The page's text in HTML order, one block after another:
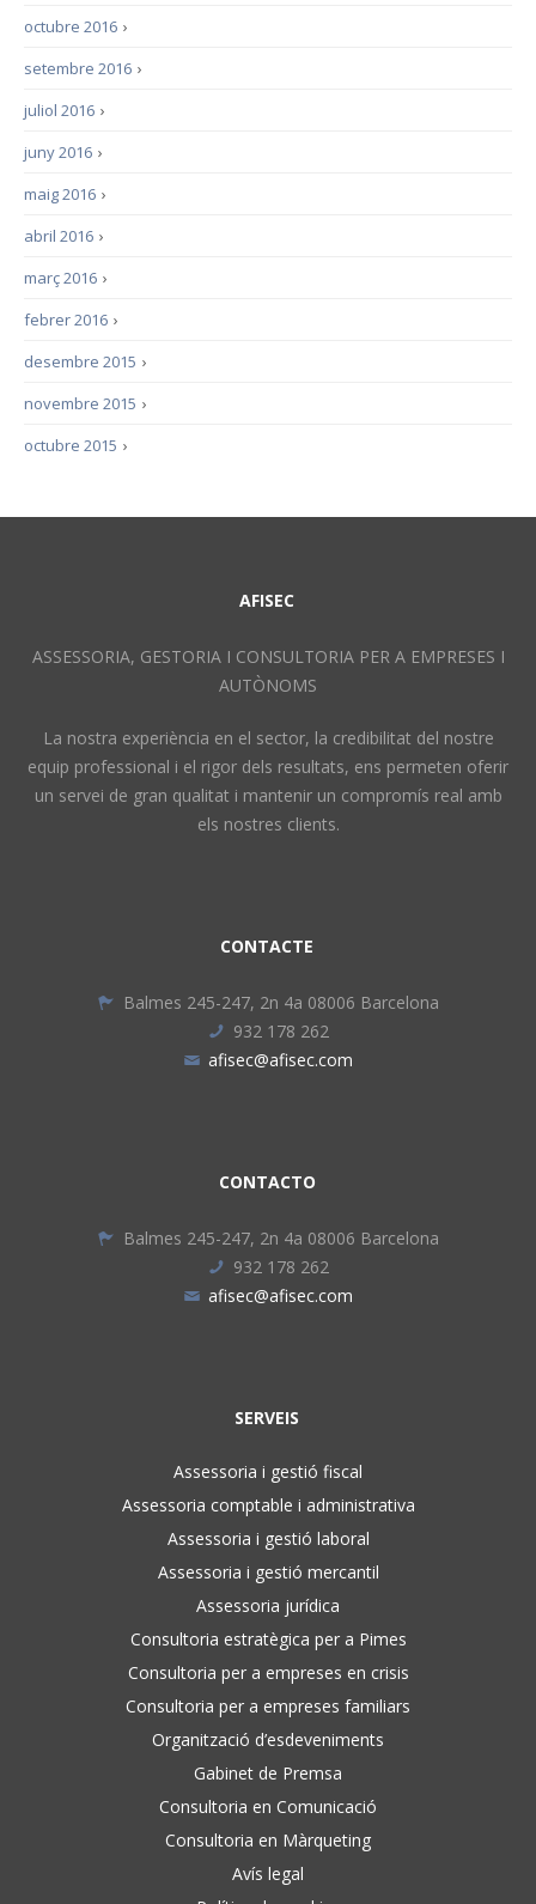
›
octubre 2016
›
setembre 2016
›
juliol 2016
›
juny 2016
›
maig 2016
›
abril 2016
›
març 2016
›
febrer 2016
›
desembre 2015
›
novembre 2015
›
octubre 2015
AFISEC
ASSESSORIA, GESTORIA I CONSULTORIA PER A EMPRESES I
AUTÒNOMS
La nostra experiència en el sector, la credibilitat del nostre
equip professional i el rigor dels resultats, ens permeten oferir
un servei de gran qualitat i mantenir un compromís real amb
els nostres clients.
CONTACTE
Balmes 245-247, 2n 4a 08006 Barcelona
932 178 262
afisec@afisec.com
CONTACTO
Balmes 245-247, 2n 4a 08006 Barcelona
932 178 262
afisec@afisec.com
SERVEIS
Assessoria i gestió fiscal
Assessoria comptable i administrativa
Assessoria i gestió laboral
Assessoria i gestió mercantil
Assessoria jurídica
Consultoria estratègica per a Pimes
Consultoria per a empreses en crisis
Consultoria per a empreses familiars
Organització d’esdeveniments
Gabinet de Premsa
Consultoria en Comunicació
Consultoria en Màrqueting
Avís legal